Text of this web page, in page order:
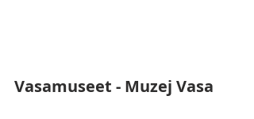
Vasamuseet - Muzej Vasa